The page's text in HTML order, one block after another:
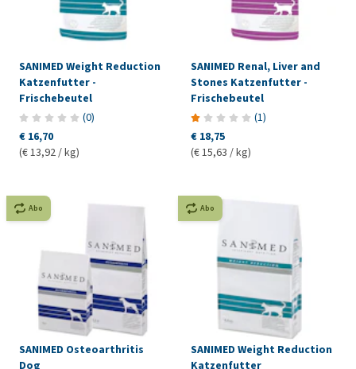
SANIMED Weight Reduction
Katzenfutter -
Frischebeutel
(0)
€ 16,70
(€ 13,92 / kg)
SANIMED Renal, Liver and
Stones Katzenfutter -
Frischebeutel
(1)
€ 18,75
(€ 15,63 / kg)
Abo
SANIMED Osteoarthritis
Dog
Abo
SANIMED Weight Reduction
Katzenfutter